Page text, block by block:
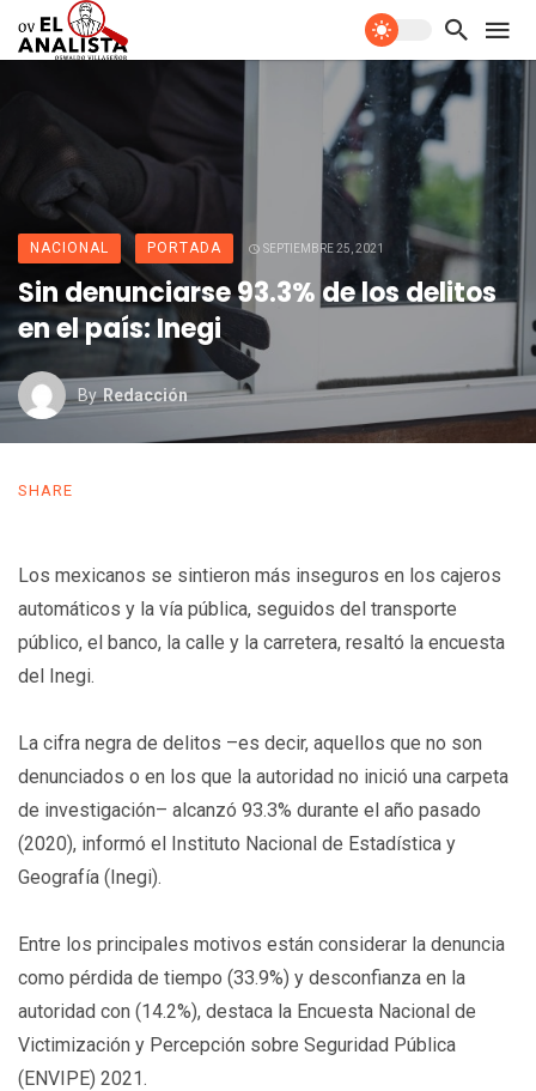
NACIONAL PORTADA SEPTIEMBRE 25, 2021
Sin denunciarse 93.3% de los delitos
en el país: Inegi
By Redacción
SHARE
Los mexicanos se sintieron más inseguros en los cajeros
automáticos y la vía pública, seguidos del transporte
público, el banco, la calle y la carretera, resaltó la encuesta
del Inegi.
La cifra negra de delitos –es decir, aquellos que no son
denunciados o en los que la autoridad no inició una carpeta
de investigación– alcanzó 93.3% durante el año pasado
(2020), informó el Instituto Nacional de Estadística y
Geografía (Inegi).
Entre los principales motivos están considerar la denuncia
como pérdida de tiempo (33.9%) y desconfianza en la
autoridad con (14.2%), destaca la Encuesta Nacional de
Victimización y Percepción sobre Seguridad Pública
(ENVIPE) 2021.